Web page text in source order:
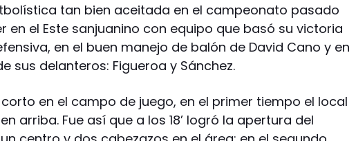
tan bien aceitada en el campeonato pasado
en el Este sanjuanino con equipo que basó su victoria
en el buen manejo de balón de David Cano y en
sus delanteros: Figueroa y Sánchez.
en el campo de juego, en el primer tiempo el local
arriba. Fue así que a los 18’ logró la apertura del